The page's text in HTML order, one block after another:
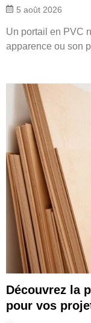
5 août 2026
Un portail en PVC
apparence ou son
Découvrez la
pour vos